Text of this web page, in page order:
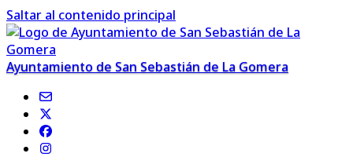
Saltar al contenido principal
Ayuntamiento de San Sebastián de La Gomera